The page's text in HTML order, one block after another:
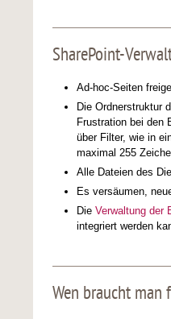
SharePoint-
Ad-hoc-Seiten
Die Ordnerstruktur
Frustration bei den
über Filter, wie in
maximal 255
Alle Dateien des
Es versäumen,
Die Verwaltung der
integriert werden
Wen braucht man